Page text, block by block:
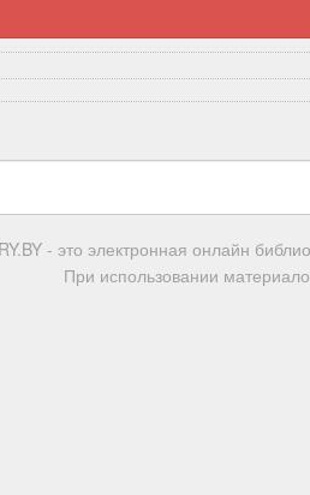
- это электронная онлайн
При использовании